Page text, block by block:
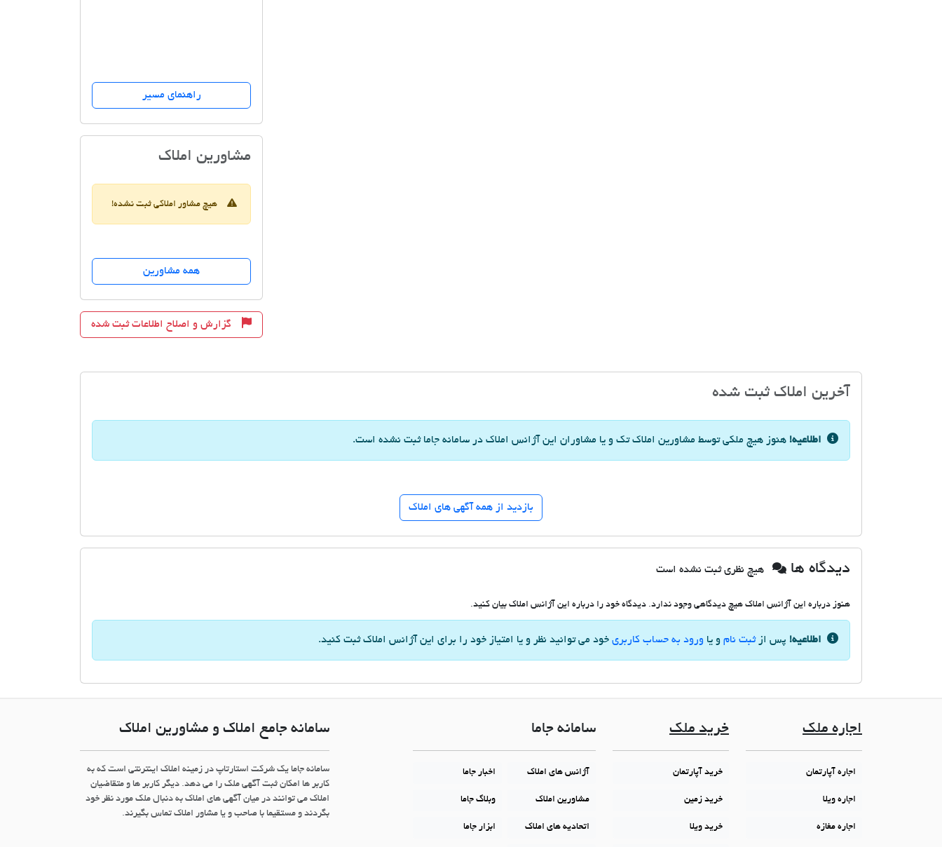
راهنمای مسیر
مشاورین املاکمشاورین املاک تک
هیچ مشاور املاکی ثبت نشده!
همه مشاورین
گزارش و اصلاح اطلاعات ثبت شده
آخرین املاک ثبت شده
اطلاعیه! هنوز هیچ ملکی توسط مشاورین املاک تک و یا مشاوران این آژانس املاک در سامانه جاما ثبت نشده است.
بازدید از همه آگهی های املاک
دیدگاه ها هیچ نظری ثبت نشده است
هنوز درباره این آژانس املاک هیچ دیدگاهی وجود ندارد. دیدگاه خود را درباره این آژانس املاک بیان کنید.
اطلاعیه! پس ازثبت نام و یا ورود به حساب کاربری خود می توانید نظر و یا امتیاز خود را برای این آژانس املاک ثبت کنید.
اجاره ملک
اجاره آپارتمان
اجاره ویلا
اجاره مغازه
خرید ملک
خرید آپارتمان
خرید زمین
خرید ویلا
سامانه جاما
آژانس های املاک اخبار جاما
مشاورین املاک وبلاگ جاما
اتحادیه های املاک ابزار جاما
سامانه جامع املاک و مشاورین املاک
سامانه جاما یک شرکت استارتاپ در زمینه املاک اینترنتی است که به
کاربر ها امکان ثبت آگهی ملک را می دهد. دیگر کاربر ها و متقاضیان
املاک می توانند در میان آگهی های املاک به دنبال ملک مورد نظر خود
بگردند و مستقیما با صاحب و یا مشاور املاک تماس بگیرند.